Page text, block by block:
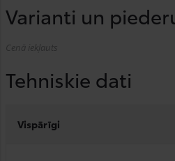
Varianti un
Cenā iekļauts
Tehniskie dati
Vispārīgi